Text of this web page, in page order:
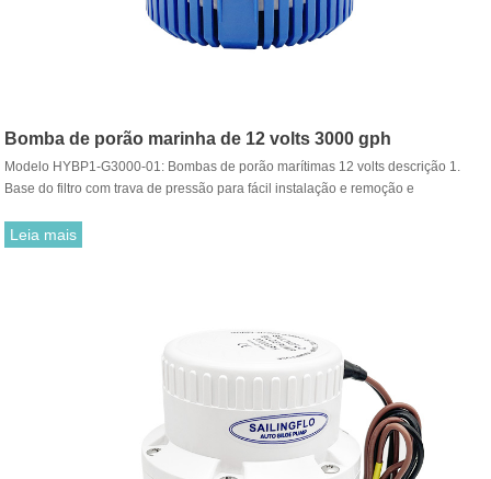
Bomba de porão marinha de 12 volts 3000 gph
Modelo HYBP1-G3000-01: Bombas de porão marítimas 12 volts descrição 1.
Base do filtro com trava de pressão para fácil instalação e remoção e
abrangente com instruções de instalação
Leia mais